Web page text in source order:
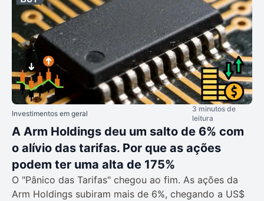
Investimentos em geral
3 minutos de
leitura
A Arm Holdings deu um salto de 6% com
o alívio das tarifas. Por que as ações
podem ter uma alta de 175%
O "Pânico das Tarifas" chegou ao fim. As ações da
Arm Holdings subiram mais de 6%, chegando a US$